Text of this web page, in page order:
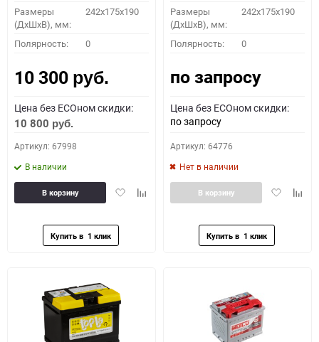
Размеры
(ДхШхВ), мм:
242x175x190
Полярность: 0
10 300 руб.
Цена без ECOном скидки:
10 800 руб.
Артикул: 67998
В наличии
ДобавитьДобавить
В корзину
Размеры
(ДхШхВ), мм:
242x175x190
Полярность: 0
по запросу
Цена без ECOном скидки:
по запросу
Артикул: 64776
Нет в наличии
Добавить
В корзину